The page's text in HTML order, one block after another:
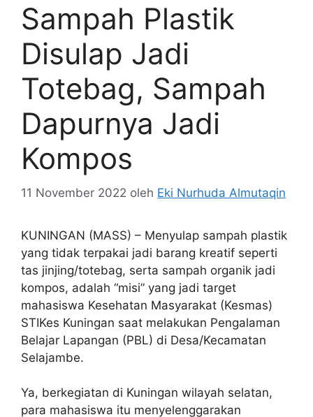
Sampah Plastik
Disulap Jadi
Totebag, Sampah
Dapurnya Jadi
Kompos
11 November 2022 oleh Eki Nurhuda Almutaqin
KUNINGAN (MASS) – Menyulap sampah plastik
yang tidak terpakai jadi barang kreatif seperti
tas jinjing/totebag, serta sampah organik jadi
kompos, adalah “misi” yang jadi target
mahasiswa Kesehatan Masyarakat (Kesmas)
STIKes Kuningan saat melakukan Pengalaman
Belajar Lapangan (PBL) di Desa/Kecamatan
Selajambe.
Ya, berkegiatan di Kuningan wilayah selatan,
para mahasiswa itu menyelenggarakan